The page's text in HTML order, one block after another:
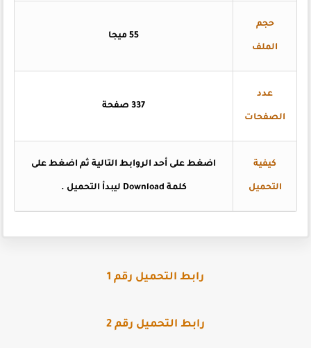
حجم
الملف
عدد
الصفحات
337 صفحة
كيفية
التحميل
اضغط على أحد الروابط التالية ثم اضغط على
كلمة Download ليبدأ التحميل .
رابط التحميل رقم 1
رابط التحميل رقم 2